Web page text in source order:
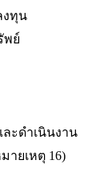
งทุน
พย์
ะดำเนินงาน
ายเหตุ 16)